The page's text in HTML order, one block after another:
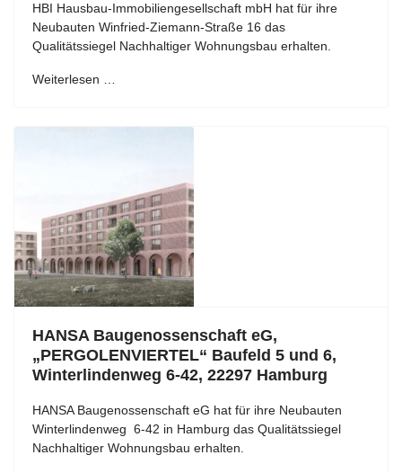
HBI Hausbau-Immobiliengesellschaft mbH hat für ihre
Neubauten Winfried-Ziemann-Straße 16 das
Qualitätssiegel Nachhaltiger Wohnungsbau erhalten.
Weiterlesen …
HANSA Baugenossenschaft eG,
„PERGOLENVIERTEL“ Baufeld 5 und 6,
Winterlindenweg 6-42, 22297 Hamburg
HANSA Baugenossenschaft eG hat für ihre Neubauten
Winterlindenweg 6-42 in Hamburg das Qualitätssiegel
Nachhaltiger Wohnungsbau erhalten.